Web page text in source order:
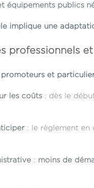
équipements publics
implique une
professionnels
promoteurs et
les coûts : dès le
: le règlement en
: moins de